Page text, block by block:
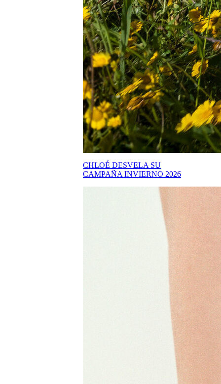
CHLOÉ DESVELA SU
CAMPAÑA INVIERNO 2026